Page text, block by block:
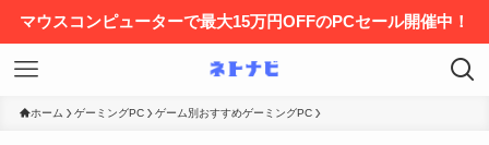
マウスコンピューターで最大15万円OFFのPCセール開催中！
ホーム ゲーミングPC ゲーム別おすすめゲーミングPC